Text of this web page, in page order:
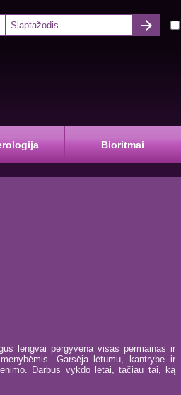
Bioritmai
lengvai pergyvena visas permainas ir
Garsėja lėtumu, kantrybe ir
Darbus vykdo lėtai, tačiau tai, ką